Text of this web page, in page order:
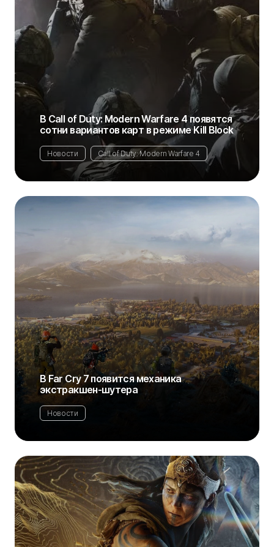
В Call of Duty: Modern Warfare 4 появятся
сотни вариантов карт в режиме Kill Block
Новости Call of Duty: Modern Warfare 4
В Far Cry 7 появится механика
экстракшен-шутера
Новости